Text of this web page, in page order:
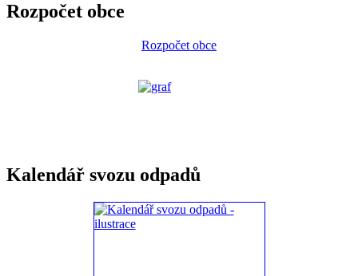
Rozpočet obce
Rozpočet obce
Kalendář svozu odpadů